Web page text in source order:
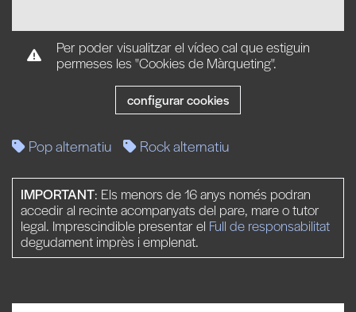
Per poder visualitzar el vídeo cal que estiguin
permeses les "Cookies de Màrqueting".
configurar cookies
Pop alternatiu Rock alternatiu
IMPORTANT: Els menors de 16 anys només podran
accedir al recinte acompanyats del pare, mare o tutor
legal. Imprescindible presentar el Full de responsabilitat
degudament imprès i emplenat.